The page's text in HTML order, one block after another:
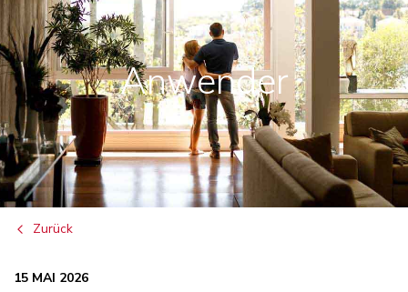
Anwender
Zurück
15 MAI 2026